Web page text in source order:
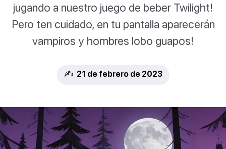
jugando a nuestro juego de beber Twilight!
Pero ten cuidado, en tu pantalla aparecerán
vampiros y hombres lobo guapos!
✍️ 21 de febrero de 2023